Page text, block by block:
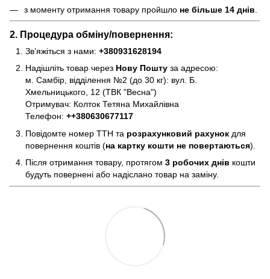
з моменту отримання товару пройшло не більше 14 днів
2. Процедура обміну/повернення:
Зв’яжіться з нами: +380931628194
Надішліть товар через Нову Пошту за адресою:
м. Самбір, відділення №2 (до 30 кг): вул. Б.
Хмельницького, 12 (ТВК "Весна")
Отримувач: Колток Тетяна Михайлівна
Телефон: ++380630677117
Повідомте номер ТТН та розрахунковий рахунок для
повернення коштів (на картку кошти не повертаються).
Після отримання товару, протягом 3 робочих днів кошти
будуть повернені або надіслано товар на заміну.